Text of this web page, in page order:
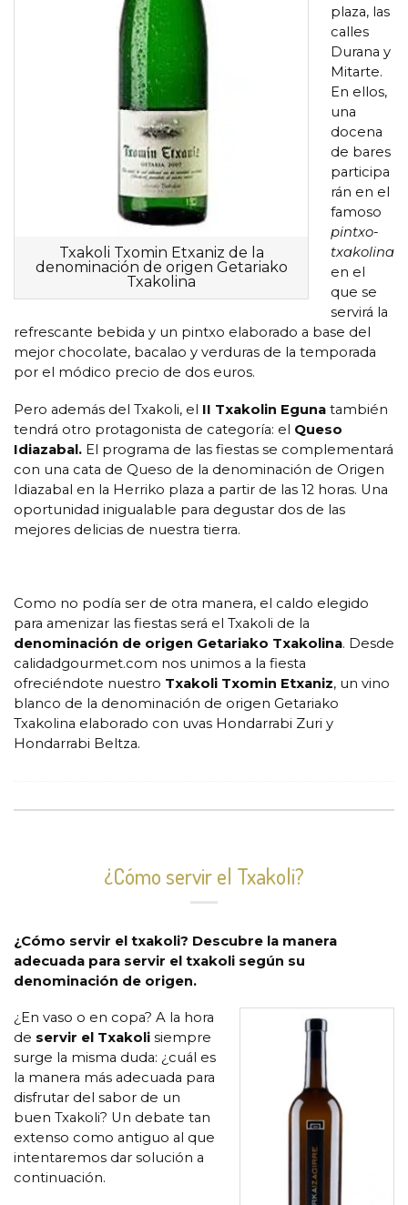
Txakoli Txomin Etxaniz de la
denominación de origen Getariako
Txakolina
plaza, las
calles
Durana y
Mitarte.
En ellos,
una
docena
de bares
participa
rán en el
famoso
pintxo-
txakolina
en el
que se
servirá la
refrescante bebida y un pintxo elaborado a base del
mejor chocolate, bacalao y verduras de la temporada
por el módico precio de dos euros.
Pero además del Txakoli, el II Txakolin Eguna también
tendrá otro protagonista de categoría: el Queso
Idiazabal. El programa de las fiestas se complementará
con una cata de Queso de la denominación de Origen
Idiazabal en la Herriko plaza a partir de las 12 horas. Una
oportunidad inigualable para degustar dos de las
mejores delicias de nuestra tierra.
Como no podía ser de otra manera, el caldo elegido
para amenizar las fiestas será el Txakoli de la
denominación de origen Getariako Txakolina. Desde
calidadgourmet.com nos unimos a la fiesta
ofreciéndote nuestro Txakoli Txomin Etxaniz, un vino
blanco de la denominación de origen Getariako
Txakolina elaborado con uvas Hondarrabi Zuri y
Hondarrabi Beltza.
¿Cómo servir el Txakoli?
¿Cómo servir el txakoli? Descubre la manera
adecuada para servir el txakoli según su
denominación de origen.
¿En vaso o en copa? A la hora
de servir el Txakoli siempre
surge la misma duda: ¿cuál es
la manera más adecuada para
disfrutar del sabor de un
buen Txakoli? Un debate tan
extenso como antiguo al que
intentaremos dar solución a
continuación.